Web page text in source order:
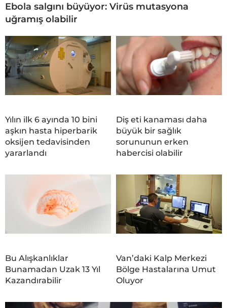
Ebola salgını büyüyor: Virüs mutasyona
uğramış olabilir
Yılın ilk 6 ayında 10 bini
aşkın hasta hiperbarik
oksijen tedavisinden
yararlandı
Diş eti kanaması daha
büyük bir sağlık
sorununun erken
habercisi olabilir
Bu Alışkanlıklar
Bunamadan Uzak 13 Yıl
Kazandırabilir
Van’daki Kalp Merkezi
Bölge Hastalarına Umut
Oluyor